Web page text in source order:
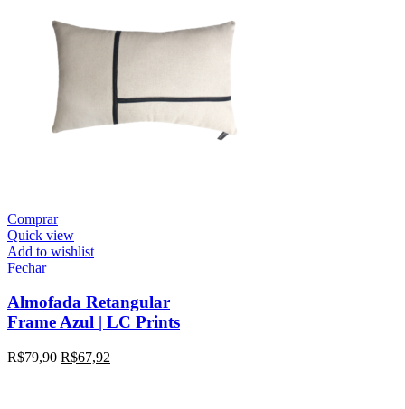
Comprar
Quick view
Add to wishlist
Fechar
Almofada Retangular
Frame Azul | LC Prints
R$79,90 R$67,92